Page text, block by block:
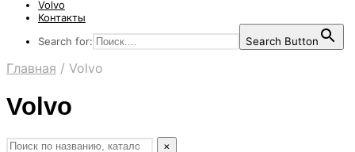
Volvo
Контакты
Search for:
Search Button
Главная / Volvo
Volvo
×